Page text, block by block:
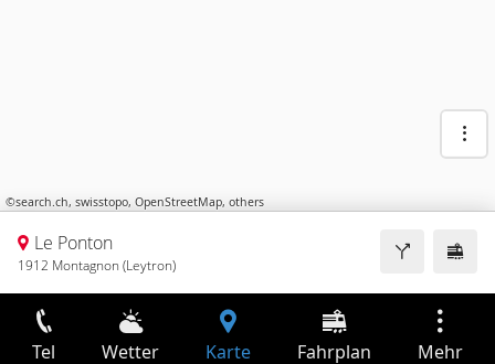
©search.ch, swisstopo, OpenStreetMap, others
Le Ponton
1912 Montagnon (Leytron)
Tel Wetter Karte Fahrplan Mehr